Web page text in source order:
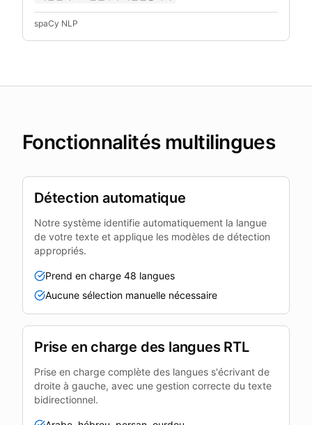
spaCy NLP
Fonctionnalités multilingues
Détection automatique
Notre système identifie automatiquement la langue
de votre texte et applique les modèles de détection
appropriés.
Prend en charge 48 langues
Aucune sélection manuelle nécessaire
Prise en charge des langues RTL
Prise en charge complète des langues s'écrivant de
droite à gauche, avec une gestion correcte du texte
bidirectionnel.